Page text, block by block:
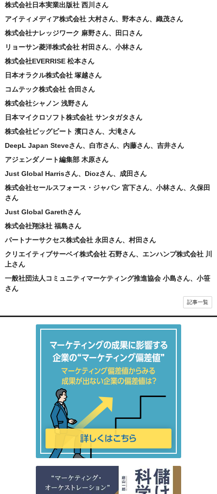
株式会社日本実業出版社 西川さん
アイティメディア株式会社 大村さん、野本さん、織茂さん
株式会社ナレッジワーク 麻野さん、田口さん
リョーサン菱洋株式会社 村田さん、小林さん
株式会社EVERRISE 松本さん
日本オラクル株式会社 塚越さん
コムテック株式会社 合田さん
株式会社シャノン 浅野さん
日本マイクロソフト株式会社 サンタガタさん
株式会社ビッグビート 濱口さん、大滝さん
DeepL Japan Steveさん、白市さん、内藤さん、吉井さん
アジェンダノート編集部 木原さん
Just Global Harrisさん、Diozさん、成田さん
株式会社セールスフォース・ジャパン 宮下さん、小林さん、久保田
さん
Just Global Garethさん
株式会社翔泳社 福島さん
パートナーサクセス株式会社 永田さん、村田さん
クリエイティブサーベイ株式会社 石野さん、エンハンプ株式会社 川
上さん
一般社団法人コミュニティマーケティング推進協会 小島さん、小笹
さん
記事一覧